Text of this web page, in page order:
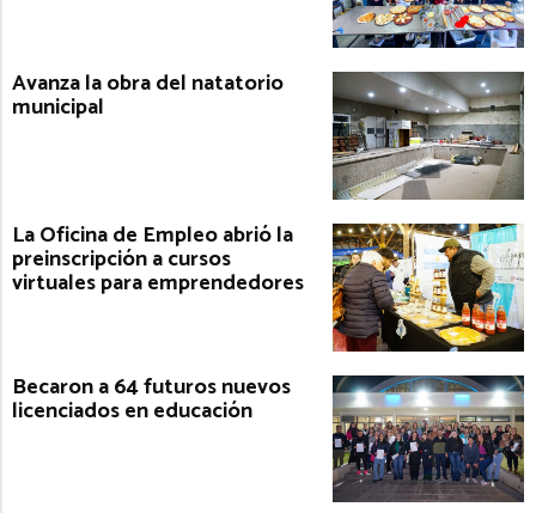
Avanza la obra del natatorio
municipal
La Oficina de Empleo abrió la
preinscripción a cursos
virtuales para emprendedores
Becaron a 64 futuros nuevos
licenciados en educación